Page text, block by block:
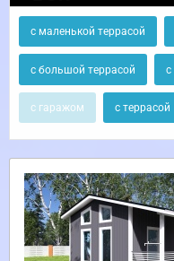
с маленькой террасой
с большой террасой с
с гаражом с террасой